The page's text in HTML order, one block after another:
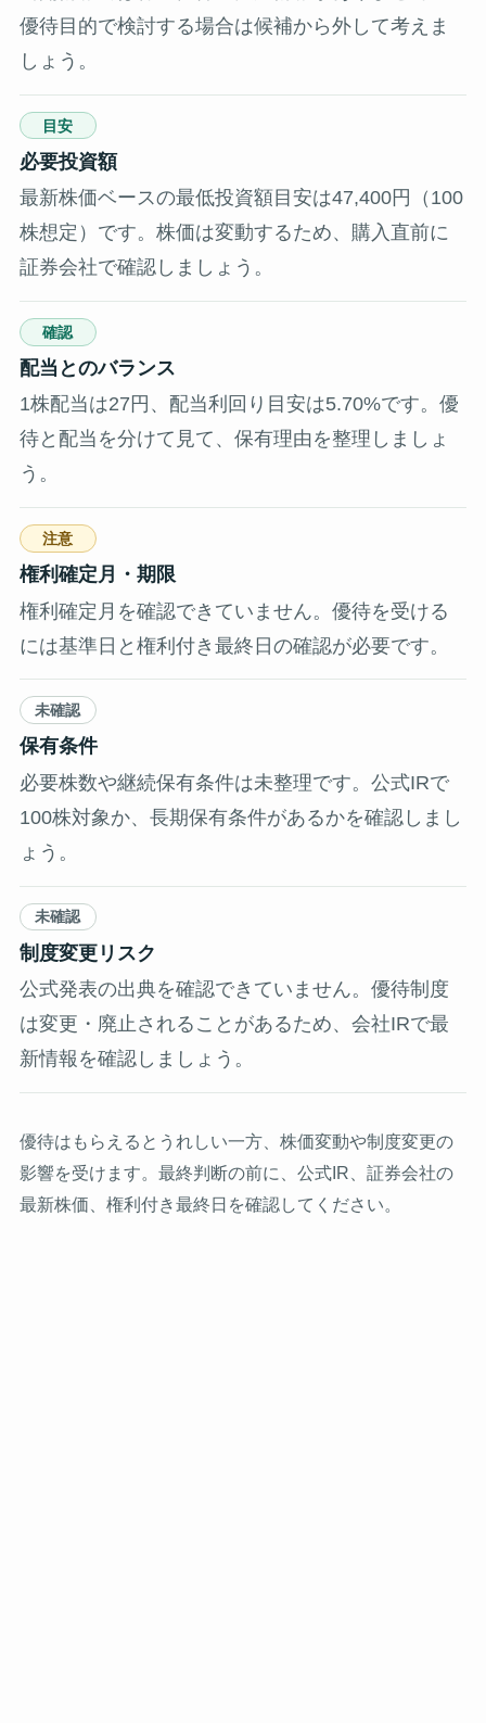
優待目的で検討する場合は候補から外して考えま
しょう。
目安
必要投資額
最新株価ベースの最低投資額目安は47,400円（100
株想定）です。株価は変動するため、購入直前に
証券会社で確認しましょう。
確認
配当とのバランス
1株配当は27円、配当利回り目安は5.70%です。優
待と配当を分けて見て、保有理由を整理しましょ
う。
注意
権利確定月・期限
権利確定月を確認できていません。優待を受ける
には基準日と権利付き最終日の確認が必要です。
未確認
保有条件
必要株数や継続保有条件は未整理です。公式IRで
100株対象か、長期保有条件があるかを確認しまし
ょう。
未確認
制度変更リスク
公式発表の出典を確認できていません。優待制度
は変更・廃止されることがあるため、会社IRで最
新情報を確認しましょう。
優待はもらえるとうれしい一方、株価変動や制度変更の
影響を受けます。最終判断の前に、公式IR、証券会社の
最新株価、権利付き最終日を確認してください。